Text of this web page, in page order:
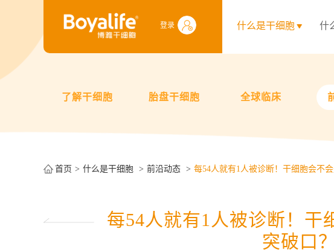
登录 什么是干细胞 什
了解干细胞 胎盘干细胞 全球临床
首页 什么是干细胞 前沿动态 每54人就有1人被诊断！干细胞会不会
每54人就有1人被诊断！干
突破口？